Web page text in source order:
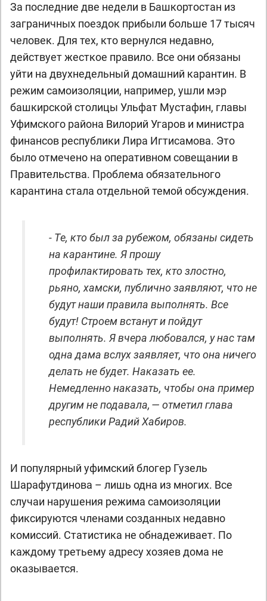
За последние две недели в Башкортостан из
заграничных поездок прибыли больше 17 тысяч
человек. Для тех, кто вернулся недавно,
действует жесткое правило. Все они обязаны
уйти на двухнедельный домашний карантин. В
режим самоизоляции, например, ушли мэр
башкирской столицы Ульфат Мустафин, главы
Уфимского района Вилорий Угаров и министра
финансов республики Лира Игтисамова. Это
было отмечено на оперативном совещании в
Правительства. Проблема обязательного
карантина стала отдельной темой обсуждения.
- Те, кто был за рубежом, обязаны сидеть
на карантине. Я прошу
профилактировать тех, кто злостно,
рьяно, хамски, публично заявляют, что не
будут наши правила выполнять. Все
будут! Строем встанут и пойдут
выполнять. Я вчера любовался, у нас там
одна дама вслух заявляет, что она ничего
делать не будет. Наказать ее.
Немедленно наказать, чтобы она пример
другим не подавала, — отметил глава
республики Радий Хабиров.
И популярный уфимский блогер Гузель
Шарафутдинова – лишь одна из многих. Все
случаи нарушения режима самоизоляции
фиксируются членами созданных недавно
комиссий. Статистика не обнадеживает. По
каждому третьему адресу хозяев дома не
оказывается.